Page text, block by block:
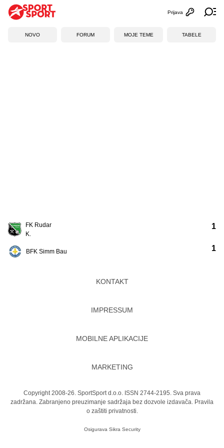
Otvori
Prijava
NOVO FORUM MOJE TEME TABELE
FK Rudar
K.
BFK Simm Bau
1
1
KONTAKT
IMPRESSUM
MOBILNE APLIKACIJE
MARKETING
Copyright 2008-26. SportSport d.o.o. ISSN 2744-2195. Sva prava
zadržana. Zabranjeno preuzimanje sadržaja bez dozvole izdavača. Pravila
o zaštiti privatnosti.
Osigurava Sikra Security